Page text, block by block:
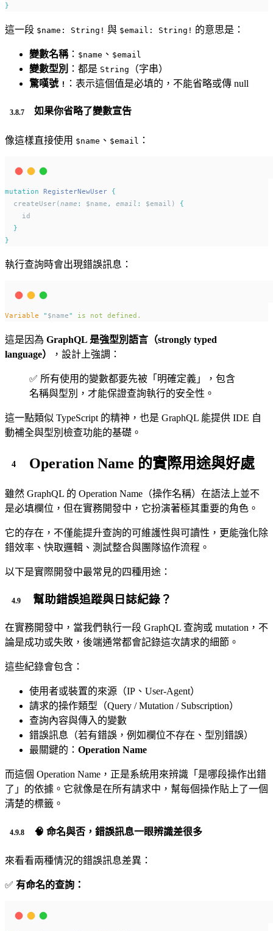
}
這一段 $name: String! 與 $email: String! 的意思是：
變數名稱： $name 、 $email
變數型別 ：都是 String
（字串）
驚嘆號 ! ：表示這個值是必填的，不能省略或傳 null
如果你省略了變數宣告
像這樣直接使用 $name 、 $email ：
mutation RegisterNewUser {
  createUser(
name : $name , email : $email) {
    id
}
}
執行查詢時會出現錯誤訊息：
Variable " $name" is not defined.
這是因為 GraphQL 是強型別語言（strongly typed
language）
，設計上強調：
✅ 所有使用的變數都要先被「明確定義」，包含
名稱與型別，才能保證查詢執行的安全性。
這一點類似 TypeScript 的精神，也是 GraphQL 能提供 IDE 自
動補全與型別檢查功能的基礎。
Operation Name 的實際用途與好處
雖然 GraphQL 的 Operation Name（操作名稱）在語法上並不
是必填欄位，但在實務開發中，它扮演著極其重要的角色。
它的存在，不僅能提升查詢的可維護性與可讀性，更能強化除
錯效率、快取邏輯、測試整合與團隊協作流程。
以下是實際開發中最常見的四種用途：
幫助錯誤追蹤與日誌紀錄？
在實務開發中，當我們執行一段 GraphQL 查詢或 mutation，不
論是成功或失敗，後端通常都會記錄這次請求的細節。
這些紀錄會包含：
使用者或裝置的來源（IP、User-Agent）
請求的操作類型（Query / Mutation / Subscription）
查詢內容與傳入的變數
錯誤訊息（若有錯誤，例如欄位不存在、型別錯誤）
最關鍵的： Operation Name
而這個 Operation Name，正是系統用來辨識「是哪段操作出錯
了」的依據。它就像是在所有請求中，幫每個操作貼上了一個
清楚的標籤。
🧠 命名與否，錯誤訊息一眼辨識差很多
來看看兩種情況的錯誤訊息差異：
✅ 有命名的查詢：